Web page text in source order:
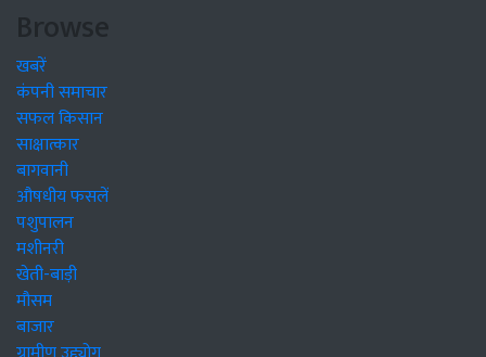
Browse
खबरें
कंपनी समाचार
सफल किसान
साक्षात्कार
बागवानी
औषधीय फसलें
पशुपालन
मशीनरी
खेती-बाड़ी
मौसम
बाजार